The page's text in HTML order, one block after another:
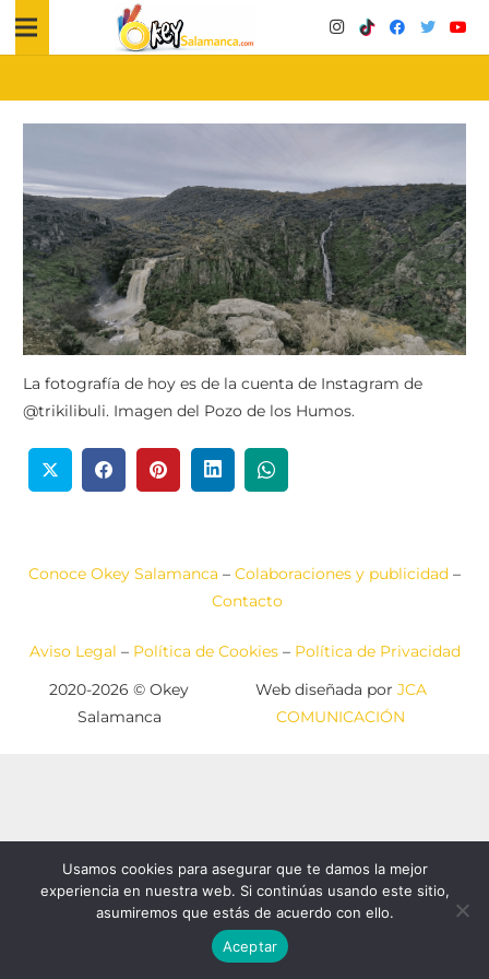
La fotografía de hoy es de la cuenta de Instagram de
@trikilibuli. Imagen del Pozo de los Humos.
Conoce Okey Salamanca – Colaboraciones y publicidad –
Contacto
Aviso Legal – Política de Cookies– Política de Privacidad
2020-2026 © Okey
Salamanca
Web diseñada por JCA
COMUNICACIÓN
Usamos cookies para asegurar que te damos la mejor
experiencia en nuestra web. Si continúas usando este sitio,
asumiremos que estás de acuerdo con ello.
Aceptar